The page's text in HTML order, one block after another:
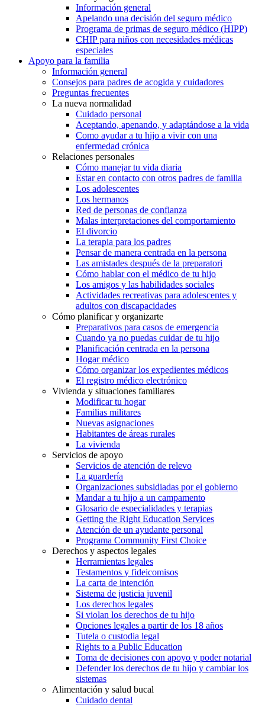
Información general
Apelando una decisión del seguro médico
Programa de primas de seguro médico (HIPP)
CHIP para niños con necesidades médicas
especiales
Apoyo para la familia
Información general
Consejos para padres de acogida y cuidadores
Preguntas frecuentes
La nueva normalidad
Cuidado personal
Aceptando, apenando, y adaptándose a la vida
Como ayudar a tu hijo a vivir con una
enfermedad crónica
Relaciones personales
Cómo manejar tu vida diaria
Estar en contacto con otros padres de familia
Los adolescentes
Los hermanos
Red de personas de confianza
Malas interpretaciones del comportamiento
El divorcio
La terapia para los padres
Pensar de manera centrada en la persona
Las amistades después de la preparatori
Cómo hablar con el médico de tu hijo
Los amigos y las habilidades sociales
Actividades recreativas para adolescentes y
adultos con discapacidades
Cómo planificar y organizarte
Preparativos para casos de emergencia
Cuando ya no puedas cuidar de tu hijo
Planificación centrada en la persona
Hogar médico
Cómo organizar los expedientes médicos
El registro médico electrónico
Vivienda y situaciones familiares
Modificar tu hogar
Familias militares
Nuevas asignaciones
Habitantes de áreas rurales
La vivienda
Servicios de apoyo
Servicios de atención de relevo
La guardería
Organizaciones subsidiadas por el gobierno
Mandar a tu hijo a un campamento
Glosario de especialidades y terapias
Getting the Right Education Services
Atención de un ayudante personal
Programa Community First Choice
Derechos y aspectos legales
Herramientas legales
Testamentos y fideicomisos
La carta de intención
Sistema de justicia juvenil
Los derechos legales
Si violan los derechos de tu hijo
Opciones legales a partir de los 18 años
Tutela o custodia legal
Rights to a Public Education
Toma de decisiones con apoyo y poder notarial
Defender los derechos de tu hijo y cambiar los
sistemas
Alimentación y salud bucal
Cuidado dental